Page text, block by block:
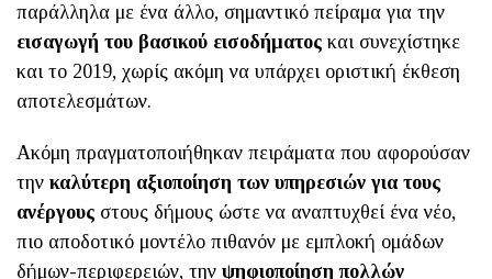
παράλληλα με ένα άλλο, σημαντικό πείραμα για την
εισαγωγή του βασικού εισοδήματος και συνεχίστηκε
και το 2019, χωρίς ακόμη να υπάρχει οριστική έκθεση
αποτελεσμάτων.
Ακόμη πραγματοποιήθηκαν πειράματα που αφορούσαν
την καλύτερη αξιοποίηση των υπηρεσιών για τους
ανέργους στους δήμους ώστε να αναπτυχθεί ένα νέο,
πιο αποδοτικό μοντέλο πιθανόν με εμπλοκή ομάδων
δήμων-περιφερειών, την ψηφιοποίηση πολλών